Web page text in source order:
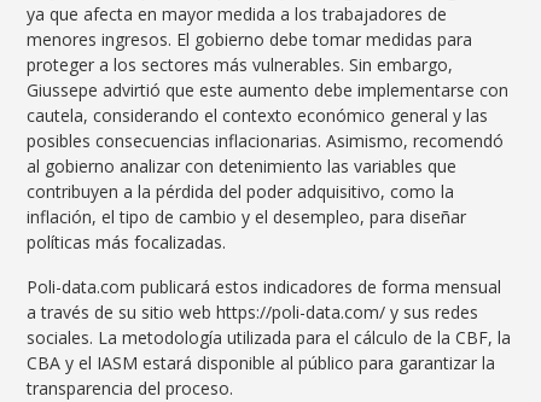
ya que afecta en mayor medida a los trabajadores de
menores ingresos. El gobierno debe tomar medidas para
proteger a los sectores más vulnerables. Sin embargo,
Giussepe advirtió que este aumento debe implementarse con
cautela, considerando el contexto económico general y las
posibles consecuencias inflacionarias. Asimismo, recomendó
al gobierno analizar con detenimiento las variables que
contribuyen a la pérdida del poder adquisitivo, como la
inflación, el tipo de cambio y el desempleo, para diseñar
políticas más focalizadas.
Poli-data.com publicará estos indicadores de forma mensual
a través de su sitio web https://poli-data.com/ y sus redes
sociales. La metodología utilizada para el cálculo de la CBF, la
CBA y el IASM estará disponible al público para garantizar la
transparencia del proceso.